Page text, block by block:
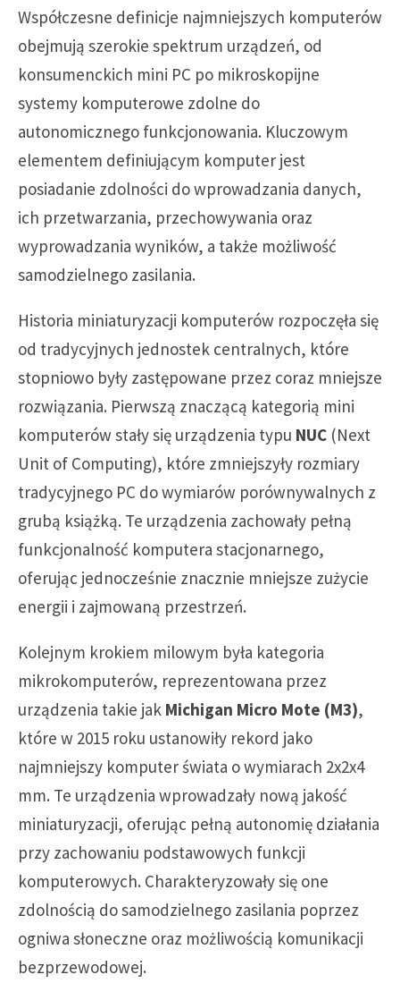
Współczesne definicje najmniejszych komputerów
obejmują szerokie spektrum urządzeń, od
konsumenckich mini PC po mikroskopijne
systemy komputerowe zdolne do
autonomicznego funkcjonowania. Kluczowym
elementem definiującym komputer jest
posiadanie zdolności do wprowadzania danych,
ich przetwarzania, przechowywania oraz
wyprowadzania wyników, a także możliwość
samodzielnego zasilania.
Historia miniaturyzacji komputerów rozpoczęła się
od tradycyjnych jednostek centralnych, które
stopniowo były zastępowane przez coraz mniejsze
rozwiązania. Pierwszą znaczącą kategorią mini
komputerów stały się urządzenia typu NUC (Next
Unit of Computing), które zmniejszyły rozmiary
tradycyjnego PC do wymiarów porównywalnych z
grubą książką. Te urządzenia zachowały pełną
funkcjonalność komputera stacjonarnego,
oferując jednocześnie znacznie mniejsze zużycie
energii i zajmowaną przestrzeń.
Kolejnym krokiem milowym była kategoria
mikrokomputerów, reprezentowana przez
urządzenia takie jak Michigan Micro Mote (M3),
które w 2015 roku ustanowiły rekord jako
najmniejszy komputer świata o wymiarach 2x2x4
mm. Te urządzenia wprowadzały nową jakość
miniaturyzacji, oferując pełną autonomię działania
przy zachowaniu podstawowych funkcji
komputerowych. Charakteryzowały się one
zdolnością do samodzielnego zasilania poprzez
ogniwa słoneczne oraz możliwością komunikacji
bezprzewodowej.